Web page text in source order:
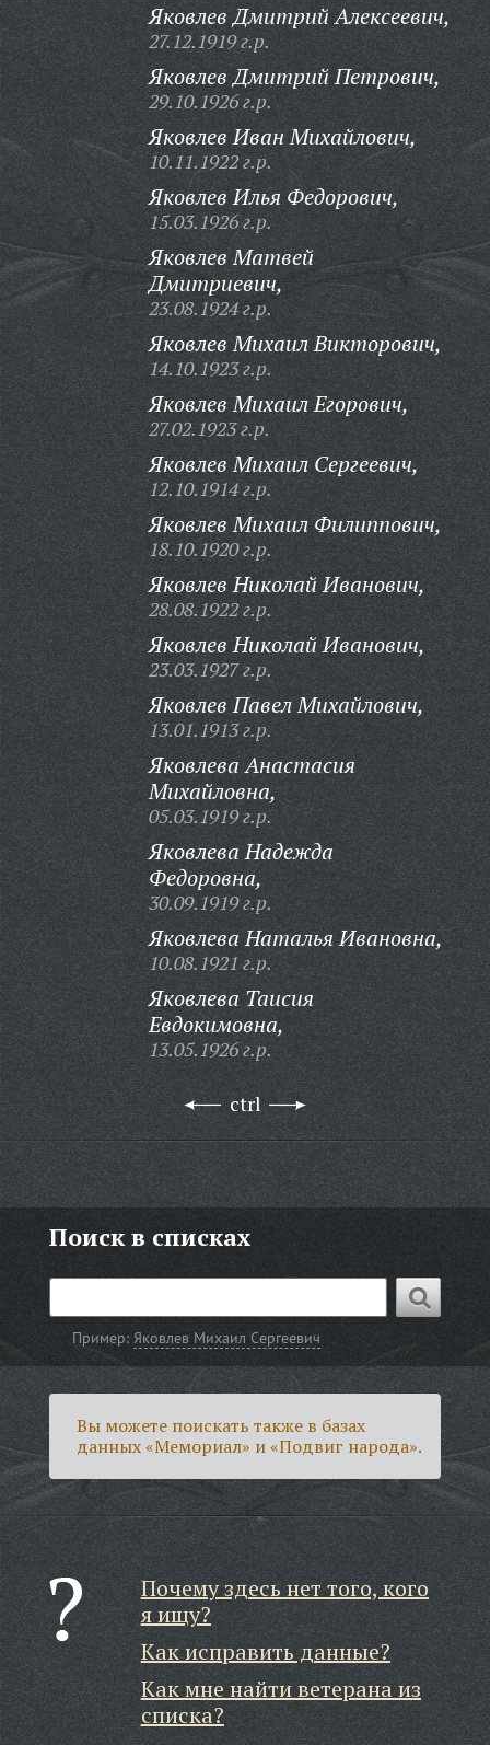
Яковлев Дмитрий Алексеевич,
27.12.1919 г.р.
Яковлев Дмитрий Петрович,
29.10.1926 г.р.
Яковлев Иван Михайлович,
10.11.1922 г.р.
Яковлев Илья Федорович,
15.03.1926 г.р.
Яковлев Матвей
Дмитриевич,
23.08.1924 г.р.
Яковлев Михаил Викторович,
14.10.1923 г.р.
Яковлев Михаил Егорович,
27.02.1923 г.р.
Яковлев Михаил Сергеевич,
12.10.1914 г.р.
Яковлев Михаил Филиппович,
18.10.1920 г.р.
Яковлев Николай Иванович,
28.08.1922 г.р.
Яковлев Николай Иванович,
23.03.1927 г.р.
Яковлев Павел Михайлович,
13.01.1913 г.р.
Яковлева Анастасия
Михайловна,
05.03.1919 г.р.
Яковлева Надежда
Федоровна,
30.09.1919 г.р.
Яковлева Наталья Ивановна,
10.08.1921 г.р.
Яковлева Таисия
Евдокимовна,
13.05.1926 г.р.
ctrl
Поиск в списках
Пример:Яковлев Михаил Сергеевич
Вы можете поискать также в базах
данных «Мемориал» и «Подвиг народа».
Почему здесь нет того, кого
я ищу?
Как исправить данные?
Как мне найти ветерана из
списка?